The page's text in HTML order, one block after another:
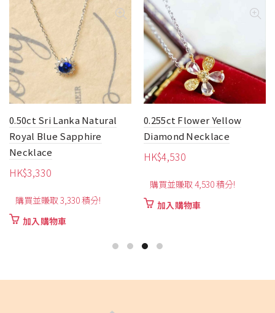
0.255ct Flower Yellow
Diamond Necklace
HK$4,530
加入購物車
0.06ct Flower Style
Enamel Diamond Pendant
Ring Two Way Piece
購買並賺取 9,890 積分!